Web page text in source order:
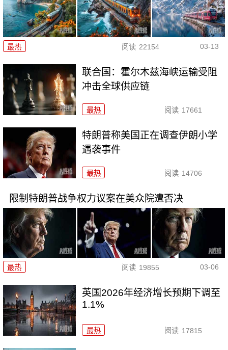
最热 阅读 22154 03-13
联合国：霍尔木兹海峡运输受阻
冲击全球供应链
最热 阅读 17661
特朗普称美国正在调查伊朗小学
遇袭事件
最热 阅读 14706
限制特朗普战争权力议案在美众院遭否决
最热 阅读 19855 03-06
英国2026年经济增长预期下调至
1.1%
最热 阅读 17815